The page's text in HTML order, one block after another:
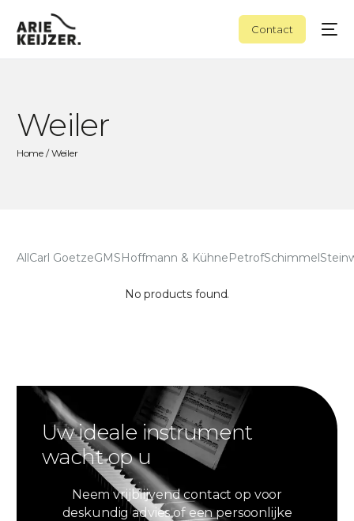
Contact
Weiler
Home / Weiler
AllCarl GoetzeGMSHoffmann & KühnePetrofSchimmel
No products found.
Uw ideale instrument
wacht op u
Neem vrijblijvend contact op voor
deskundig advies of een persoonlijke